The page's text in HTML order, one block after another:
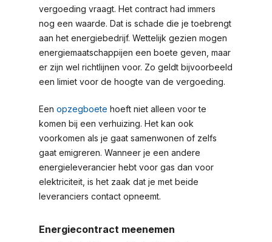
vergoeding vraagt. Het contract had immers
nog een waarde. Dat is schade die je toebrengt
aan het energiebedrijf. Wettelijk gezien mogen
energiemaatschappijen een boete geven, maar
er zijn wel richtlijnen voor. Zo geldt bijvoorbeeld
een limiet voor de hoogte van de vergoeding.
Een opzegboete hoeft niet alleen voor te
komen bij een verhuizing. Het kan ook
voorkomen als je gaat samenwonen of zelfs
gaat emigreren. Wanneer je een andere
energieleverancier hebt voor gas dan voor
elektriciteit, is het zaak dat je met beide
leveranciers contact opneemt.
Energiecontract meenemen